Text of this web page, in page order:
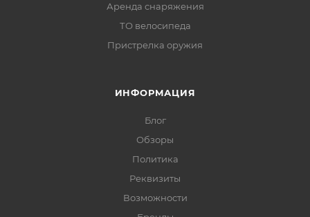
Аренда снаряжения
ТО велосипеда
Пристрелка оружия
ИНФОРМАЦИЯ
Блог
Обзоры
Политика
Реквизиты
Возможности